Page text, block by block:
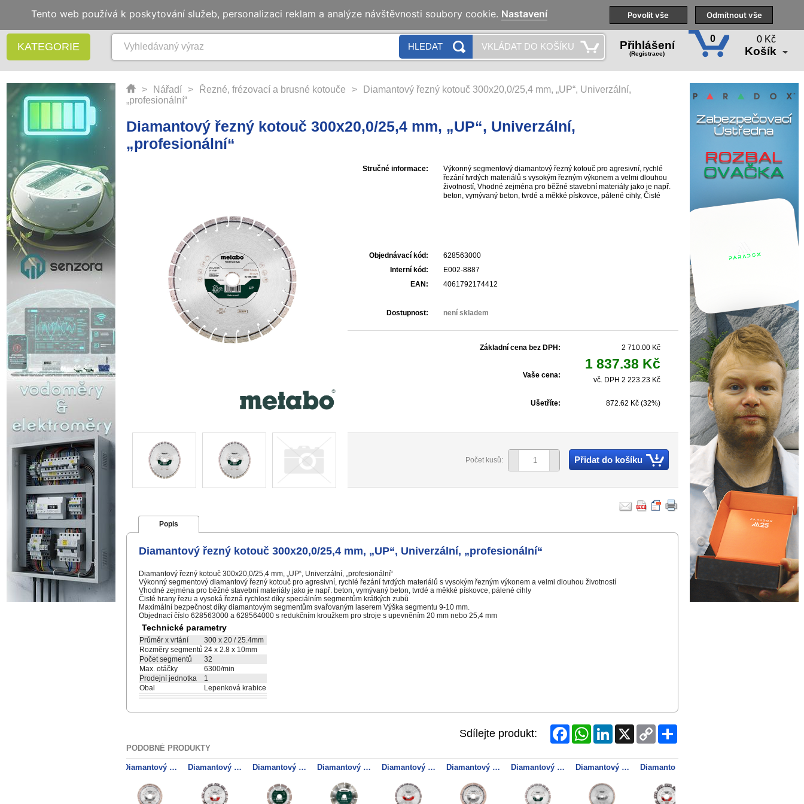
Naše pobočky Technická podpora Školení
KATEGORIE HLEDAT VKLÁDAT DO KOŠÍKU Přihlášení
(Registrace)
0 0 Kč
Košík
> Nářadí > Řezné, frézovací a brusné kotouče >
Diamantový řezný kotouč 300x20,0/25,4 mm, „UP“, Univerzální,
„profesionální“
Diamantový řezný kotouč 300x20,0/25,4 mm, „UP“, Univerzální,
„profesionální“
Stručné informace:
Výkonný segmentový diamantový řezný kotouč pro agresivní, rychlé
řezání tvrdých materiálů s vysokým řezným výkonem a velmi dlouhou
životností, Vhodné zejména pro běžné stavební materiály jako je např.
beton, vymývaný beton, tvrdé a měkké pískovce, pálené cihly, Čisté
Objednávací kód:
628563000
Interní kód:
E002-8887
EAN:
4061792174412
Dostupnost: není skladem
Základní cena bez DPH: 2 710.00 Kč
Vaše cena:
1 837.38 Kč
vč. DPH 2 223.23 Kč
Ušetříte: 872.62 Kč (32%)
Počet kusů: Přidat do košíku
Popis
Diamantový řezný kotouč 300x20,0/25,4 mm, „UP“, Univerzální, „profesionální“
Diamantový řezný kotouč 300x20,0/25,4 mm, „UP“, Univerzální, „profesionální“
Výkonný segmentový diamantový řezný kotouč pro agresivní, rychlé řezání tvrdých materiálů s vysokým řezným výkonem a velmi dlouhou životností
Vhodné zejména pro běžné stavební materiály jako je např. beton, vymývaný beton, tvrdé a měkké pískovce, pálené cihly
Čisté hrany řezu a vysoká řezná rychlost díky speciálním segmentům krátkých zubů
Maximální bezpečnost díky diamantovým segmentům svařovaným laserem Výška segmentu 9-10 mm.
Objednací číslo 628563000 a 628564000 s redukčním kroužkem pro stroje s upevněním 20 mm nebo 25,4 mm
Technické parametry
Průměr x vrtání
300 x 20 / 25.4mm
Rozměry segmentů 24 x 2.8 x 10mm
Počet segmentů
32
Max. otáčky
6300/min
Prodejní jednotka
1
Obal
Lepenková krabice
Sdílejte produkt: FacebookWhatsAppLinkedIn
X
Copy
Link
Share
PODOBNÉ PRODUKTY
Diamantový řezný kotouč 115x22,23mm, "GP", žula "profesionál" Diamantový řezný kotouč 150x22,23mm, "CP", beton "profesionál" Diamantový řezný kotouč 125x22,23mm, "SP-U", Univerzální "SP", Blister Diamantový řezný kotouč 150x22,23mm, SP-U, Univerzální SP Diamantový řezný kotouč 230x22,23mm, "CP", beton "profesionál" Diamantový řezný kotouč 125x22,23mm, "GP", žula "profesionál" Diamantový řezný kotouč 150x22,23mm, "UP", Univerzální "profesionál" Diamantový řezný kotouč 230x22,23mm, "GP", žula "profesionál"
Tento web používá k poskytování služeb, personalizaci reklam a analýze návštěvnosti soubory cookie. Nastavení Povolit vše Odmítnout vše